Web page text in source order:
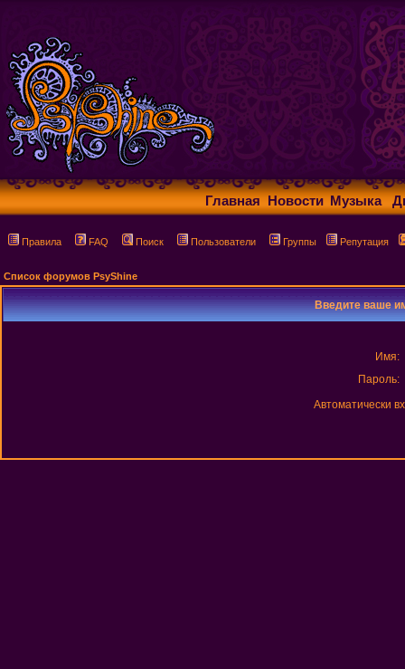
Главная Новости Музыка
Правила FAQ Поиск Пользователи Группы Репутация
Список форумов PsyShine
Введите ваше
Имя:
Пароль:
Автоматически